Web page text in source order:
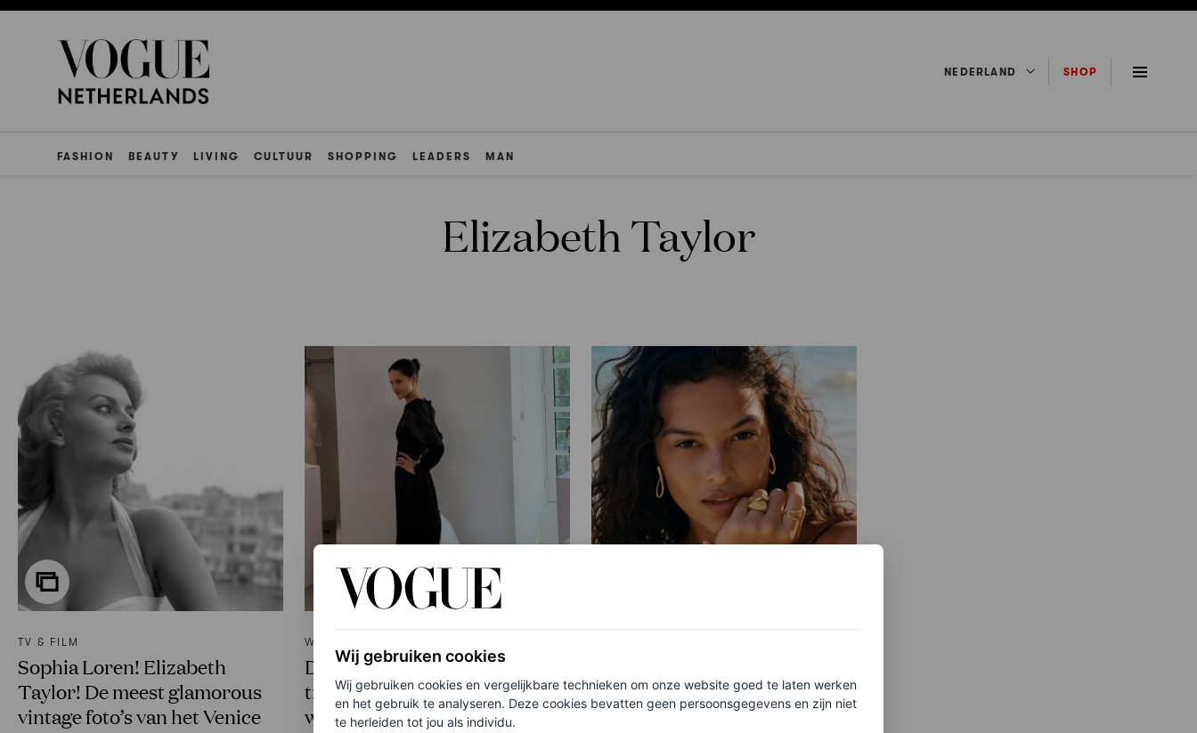
NEDERLAND SHOP
FASHION BEAUTY LIVING CULTUUR SHOPPING LEADERS MAN
Elizabeth Taylor
TV & FILM
Sophia Loren! Elizabeth
Taylor! De meest glamorous
vintage foto’s van het Venice
WEDDINGS
De set van een horrorfilm als
trouwlocatie? Oh yes – de
wildest wedding venues van
sieraden die jouw summer
holiday look die breezy vibe
Wij gebruiken cookies
Wij gebruiken cookies en vergelijkbare technieken om onze website goed te laten werken
en het gebruik te analyseren. Deze cookies bevatten geen persoonsgegevens en zijn niet
te herleiden tot jou als individu.